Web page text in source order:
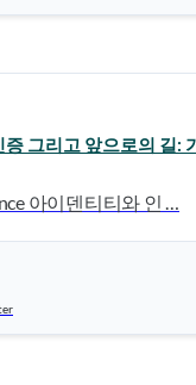
증 그리고 앞으로의 길:
아이덴티티와 인 …